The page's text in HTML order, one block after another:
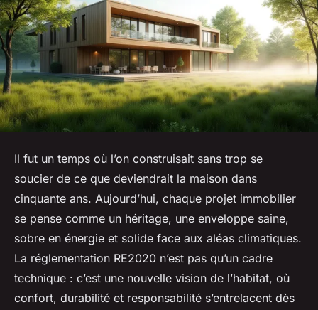
Il fut un temps où l’on construisait sans trop se
soucier de ce que deviendrait la maison dans
cinquante ans. Aujourd’hui, chaque projet immobilier
se pense comme un héritage, une enveloppe saine,
sobre en énergie et solide face aux aléas climatiques.
La réglementation RE2020 n’est pas qu’un cadre
technique : c’est une nouvelle vision de l’habitat, où
confort, durabilité et responsabilité s’entrelacent dès